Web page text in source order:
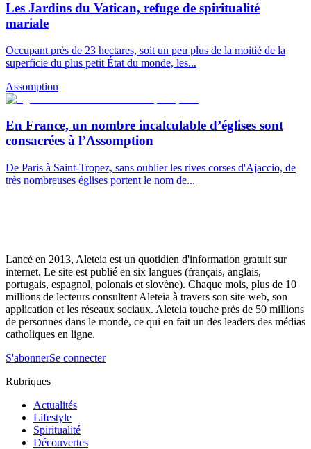
Les Jardins du Vatican, refuge de spiritualité
mariale
Occupant près de 23 hectares, soit un peu plus de la moitié de la
superficie du plus petit État du monde, les...
Assomption
En France, un nombre incalculable d’églises sont
consacrées à l’Assomption
De Paris à Saint-Tropez, sans oublier les rives corses d'Ajaccio, de
très nombreuses églises portent le nom de...
Lancé en 2013, Aleteia est un quotidien d'information gratuit sur
internet. Le site est publié en six langues (français, anglais,
portugais, espagnol, polonais et slovène). Chaque mois, plus de 10
millions de lecteurs consultent Aleteia à travers son site web, son
application et les réseaux sociaux. Aleteia touche près de 50 millions
de personnes dans le monde, ce qui en fait un des leaders des médias
catholiques en ligne.
S'abonnerSe connecter
Rubriques
Actualités
Lifestyle
Spiritualité
Découvertes